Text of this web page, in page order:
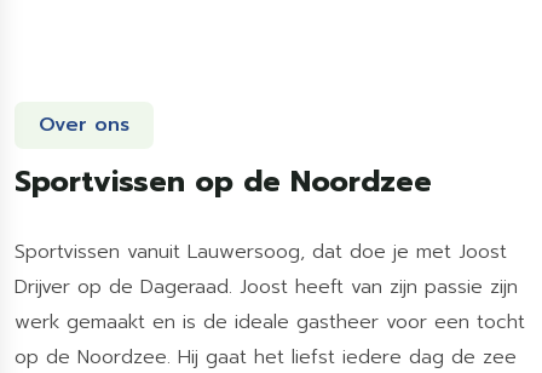
Over ons
Sportvissen op de Noordzee
Sportvissen vanuit Lauwersoog, dat doe je met Joost
Drijver op de Dageraad. Joost heeft van zijn passie zijn
werk gemaakt en is de ideale gastheer voor een tocht
op de Noordzee. Hij gaat het liefst iedere dag de zee